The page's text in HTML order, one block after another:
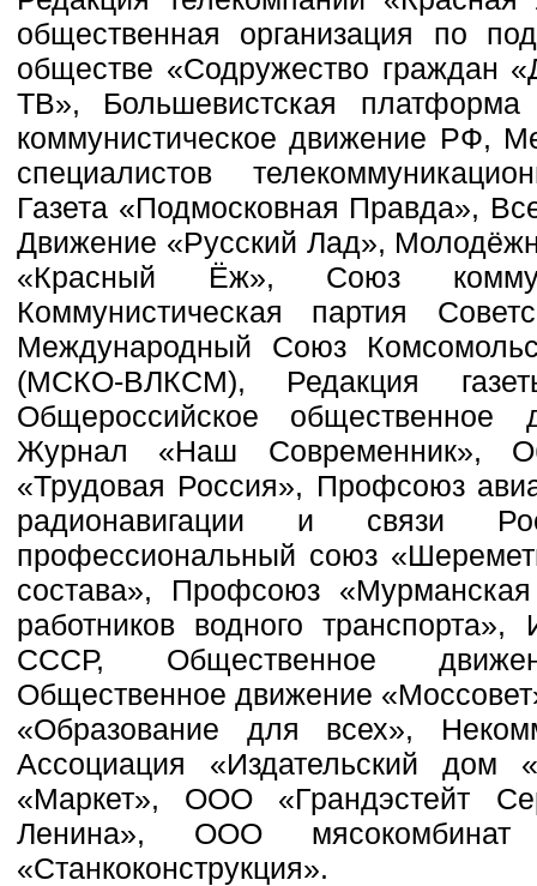
общественная организация по
обществе «Содружество граждан
ТВ», Большевистская
коммунистическое движение РФ,
специалистов
Газета «Подмосковная Правда»,
Движение «Русский Лад»,
«Красный Ёж», Союз
Коммунистическая партия
Международный Союз
(МСКО-ВЛКСМ), Редакция
Общероссийское
Журнал «Наш Современник»,
«Трудовая Россия», Профсоюз
радионавигации и связи
профессиональный союз
состава», Профсоюз «Мурманская
работников водного
СССР, Общественное
Общественное движение
«Образование для всех»,
Ассоциация «Издательский
«Маркет», ООО «Грандэстейт
Ленина», ООО мясокомбинат
«Станкоконструкция».